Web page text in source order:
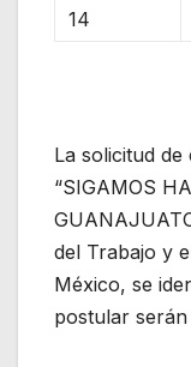
14
La solicitud
“SIGAMOS
del Trabajo y
México, se
postular serán